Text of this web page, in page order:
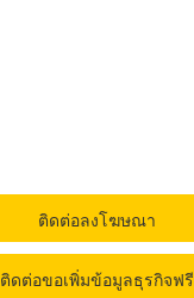
ติดต่อลงโฆษณา
ติดต่อขอเพิ่มข้อมูลธุรกิจฟรี